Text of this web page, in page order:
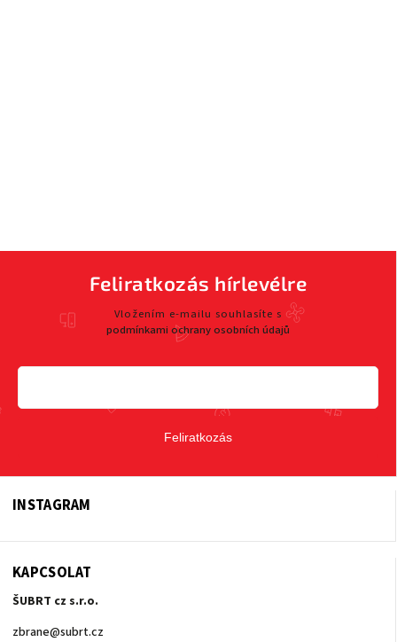
Feliratkozás hírlevélre
Vložením e-mailu souhlasíte s
podmínkami ochrany osobních údajů
Feliratkozás
INSTAGRAM
KAPCSOLAT
ŠUBRT cz s.r.o.
zbrane@subrt.cz